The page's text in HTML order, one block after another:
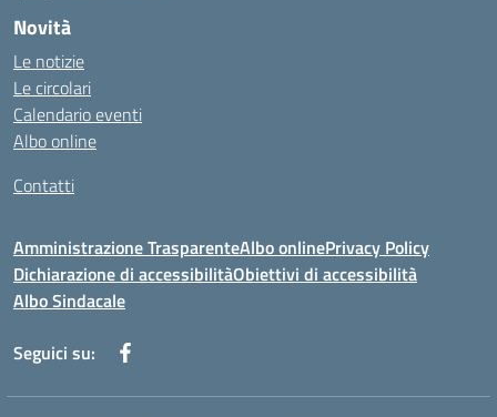
Novità
Le notizie
Le circolari
Calendario eventi
Albo online
Contatti
Amministrazione TrasparenteAlbo onlinePrivacy Policy
Dichiarazione di accessibilitàObiettivi di accessibilità
Albo Sindacale
Seguici su: